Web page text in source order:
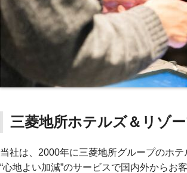
三菱地所ホテルズ＆リゾ
当社は、2000年に三菱地所グループのホ
“心地よい加減”のサービスで国内外からお